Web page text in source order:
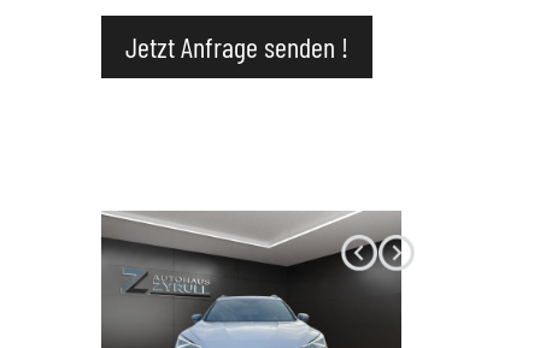
Jetzt Anfrage senden !